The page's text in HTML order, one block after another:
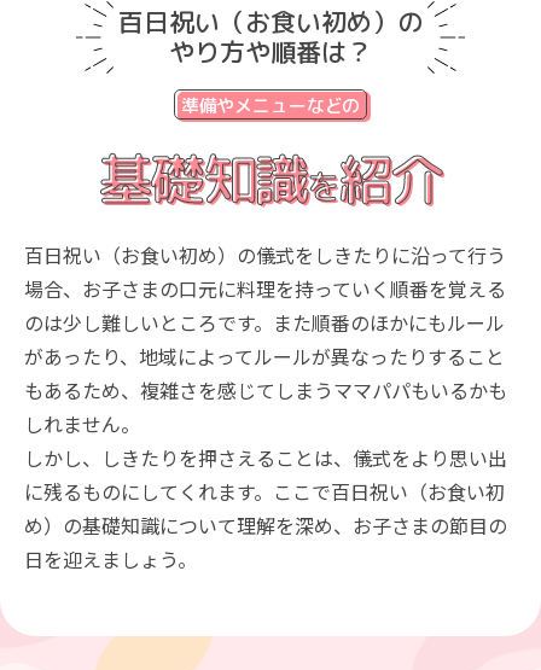
百日祝い（お食い初め）の
やり方や順番は？
準備やメニューなどの
基礎知識を紹介
百日祝い（お食い初め）の儀式をしきたりに沿って行う
場合、お子さまの口元に料理を持っていく順番を覚える
のは少し難しいところです。また順番のほかにもルール
があったり、地域によってルールが異なったりすること
もあるため、複雑さを感じてしまうママパパもいるかも
しれません。
しかし、しきたりを押さえることは、儀式をより思い出
に残るものにしてくれます。ここで百日祝い（お食い初
め）の基礎知識について理解を深め、お子さまの節目の
日を迎えましょう。